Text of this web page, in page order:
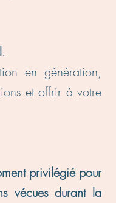
.
en génération,
et offrir à votre
privilégié pour
vécues durant la